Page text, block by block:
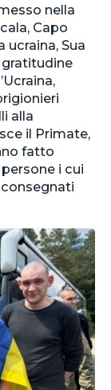
nella
Capo
Sua
gratitudine
alla
il Primate,
fatto
i cui